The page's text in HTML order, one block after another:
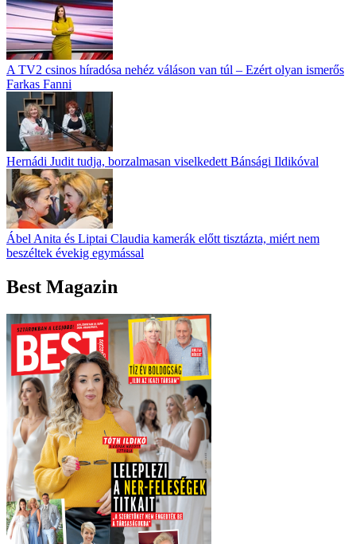
A TV2 csinos híradósa nehéz váláson van túl – Ezért olyan ismerős
Farkas Fanni
Hernádi Judit tudja, borzalmasan viselkedett Bánsági Ildikóval
Ábel Anita és Liptai Claudia kamerák előtt tisztázta, miért nem
beszéltek évekig egymással
Best Magazin